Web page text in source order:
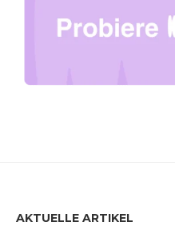
AKTUELLE ARTIKEL